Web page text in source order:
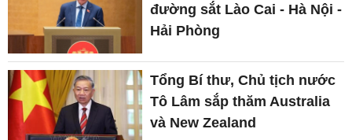
đường sắt Lào Cai - Hà Nội -
Hải Phòng
Tổng Bí thư, Chủ tịch nước
Tô Lâm sắp thăm Australia
và New Zealand